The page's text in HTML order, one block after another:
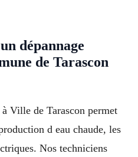
dépannage
de Tarascon
Ville de Tarascon permet
d eau chaude, les
Nos techniciens